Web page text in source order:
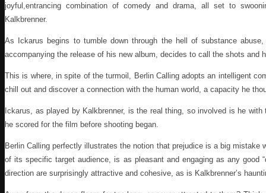
joyful,entrancing combination of comedy and drama, all set to
Kalkbrenner.
As Ickarus begins to tumble down through the hell of substance
accompanying the release of his new album, decides to call the shots and
This is where, in spite of the turmoil, Berlin Calling adopts an intelligent
chill out and discover a connection with the human world, a capacity he
Ickarus, as played by Kalkbrenner, is the real thing, so involved is he
he scored for the film before shooting began.
Berlin Calling perfectly illustrates the notion that prejudice is a big
of its specific target audience, is as pleasant and engaging as any good
direction are surprisingly attractive and cohesive, as is Kalkbrenner’s